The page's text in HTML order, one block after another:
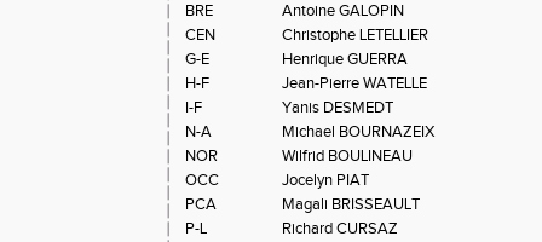
BRE
Antoine GALOPIN
CEN
Christophe LETELLIER
G-E
Henrique GUERRA
H-F
Jean-Pierre WATELLE
I-F
Yanis DESMEDT
N-A
Michael BOURNAZEIX
NOR
Wilfrid BOULINEAU
OCC
Jocelyn PIAT
PCA
Magali BRISSEAULT
P-L
Richard CURSAZ